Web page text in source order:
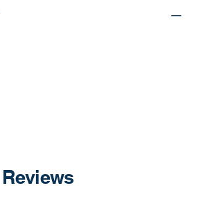
Reviews